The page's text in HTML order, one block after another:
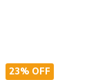
23% OFF